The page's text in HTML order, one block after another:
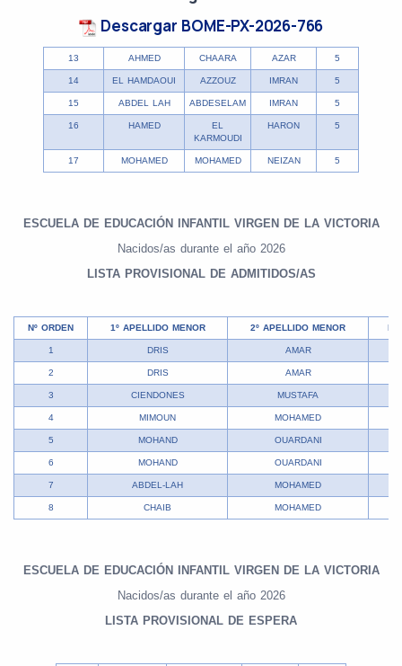
Descargar BOME-PX-2026-766
13 AHMED CHAARA AZAR 5
14 EL HAMDAOUI AZZOUZ IMRAN 5
15 ABDEL LAH ABDESELAM IMRAN 5
16 HAMED
EL
KARMOUDI
HARON 5
17 MOHAMED MOHAMED NEIZAN 5
ESCUELA DE EDUCACIÓN INFANTIL VIRGEN DE LA VICTORIA
Nacidos/as durante el año 2026
LISTA PROVISIONAL DE ADMITIDOS/AS
Nº ORDEN 1º APELLIDO MENOR 2º APELLIDO MENOR
1 DRIS AMAR
2 DRIS AMAR
3 CIENDONES MUSTAFA
4 MIMOUN MOHAMED
5 MOHAND OUARDANI
6 MOHAND OUARDANI
7 ABDEL-LAH MOHAMED
8 CHAIB MOHAMED
ESCUELA DE EDUCACIÓN INFANTIL VIRGEN DE LA VICTORIA
Nacidos/as durante el año 2026
LISTA PROVISIONAL DE ESPERA